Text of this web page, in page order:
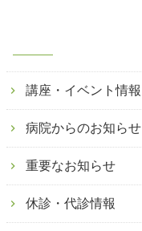
講座・イベント情報
病院からのお知らせ
重要なお知らせ
休診・代診情報